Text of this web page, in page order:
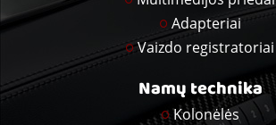
Adapteriai
Vaizdo registratoriai
Namų technika
Kolonėlės